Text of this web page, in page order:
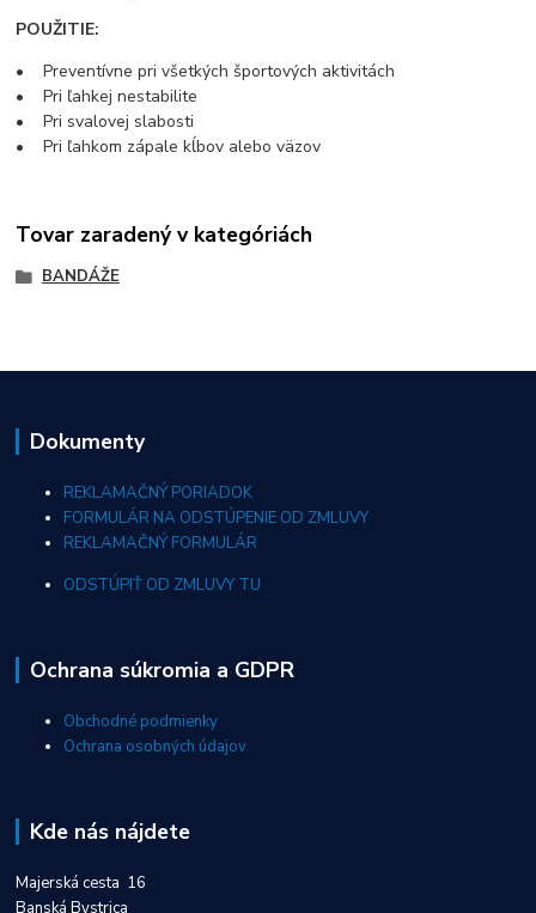
POUŽITIE:
• Preventívne pri všetkých športových aktivitách
• Pri ľahkej nestabilite
• Pri svalovej slabosti
• Pri ľahkom zápale kĺbov alebo väzov
Tovar zaradený v kategóriách
BANDÁŽE
Dokumenty
REKLAMAČNÝ PORIADOK
FORMULÁR NA ODSTÚPENIE OD ZMLUVY
REKLAMAČNÝ FORMULÁR
ODSTÚPIŤ OD ZMLUVY TU
Ochrana súkromia a GDPR
Obchodné podmienky
Ochrana osobných údajov
Kde nás nájdete
Majerská cesta 16
Banská Bystrica